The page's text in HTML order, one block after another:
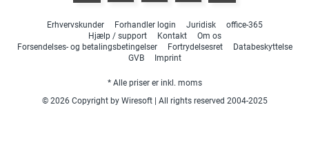
Erhvervskunder Forhandler login Juridisk
office-365
Hjælp / support
Kontakt
Om os
Forsendelses- og betalingsbetingelser
Fortrydelsesret
Databeskyttelse
GVB
Imprint
* Alle priser er inkl. moms
© 2026 Copyright by Wiresoft | All rights reserved 2004-2025